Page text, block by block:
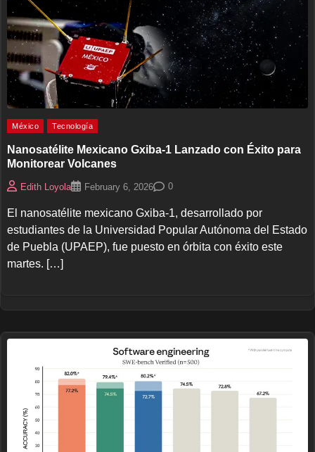
México Tecnología
Nanosatélite Mexicano Gxiba-1 Lanzado con Éxito para
Monitorear Volcanes
Edith Loyola February 6, 2026 0
El nanosatélite mexicano Gxiba-1, desarrollado por
estudiantes de la Universidad Popular Autónoma del Estado
de Puebla (UPAEP), fue puesto en órbita con éxito este
martes. […]